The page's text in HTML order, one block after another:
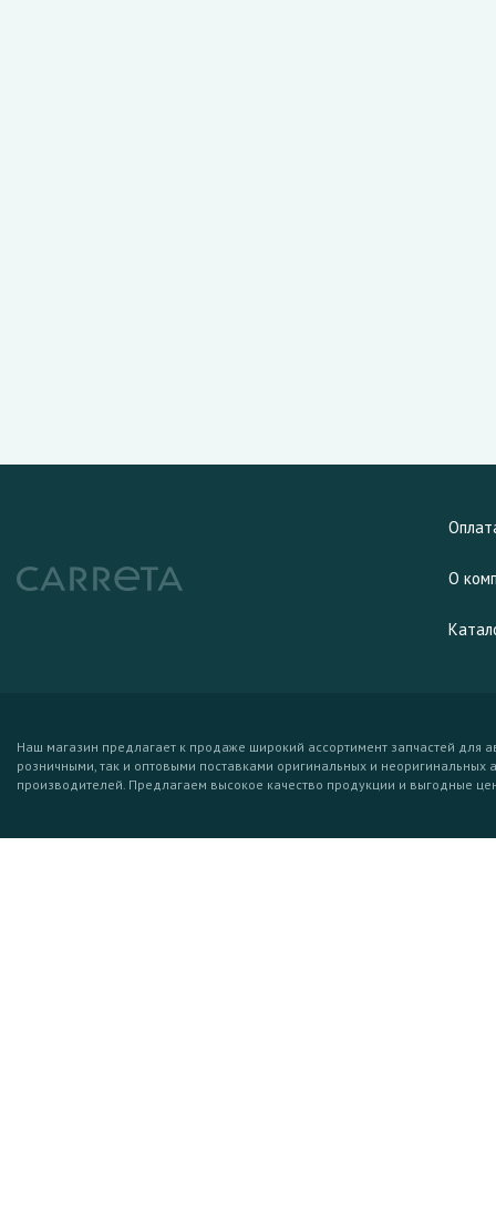
О
Наш магазин предлагает к продаже широкий ассортимент запчастей для
розничными, так и оптовыми поставками оригинальных и неоригинальных
производителей. Предлагаем высокое качество продукции и выгодные